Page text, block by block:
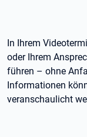
In Ihrem
oder Ihrem
führen – ohne
Informationen
veranschaulicht